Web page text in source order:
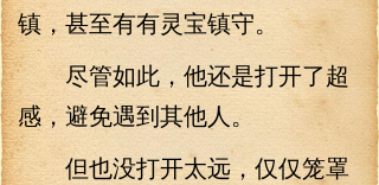
镇，甚至有有灵宝镇守。
尽管如此，他还是打开了超
感，避免遇到其他人。
但也没打开太远，仅仅笼罩